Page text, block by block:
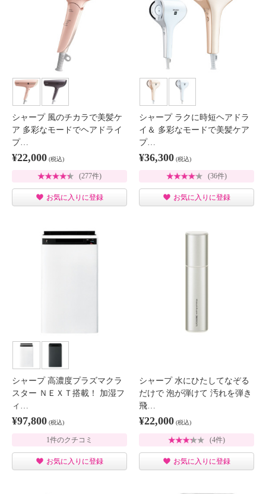
シャープ 風のチカラで美髪ケ
ア 多彩なモードでヘアドライ
プ…
¥22,000 (税込)
(277件)
お気に入りに登録
シャープ ラクに時短ヘアドラ
イ＆ 多彩なモードで美髪ケア
プ…
¥36,300 (税込)
(36件)
お気に入りに登録
シャープ 高濃度プラズマクラ
スター ＮＥＸＴ搭載！ 加湿フ
ィ…
¥97,800 (税込)
1件のクチコミ
お気に入りに登録
シャープ 水にひたしてなぞる
だけで 泡が弾けて 汚れを弾き
飛…
¥22,000 (税込)
(4件)
お気に入りに登録